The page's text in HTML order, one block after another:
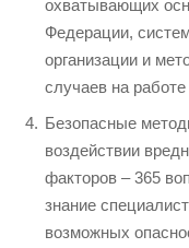
охватывающих
Федерации,
организации и
случаев на
Безопасные
воздействии
факторов – 365
знание
возможных